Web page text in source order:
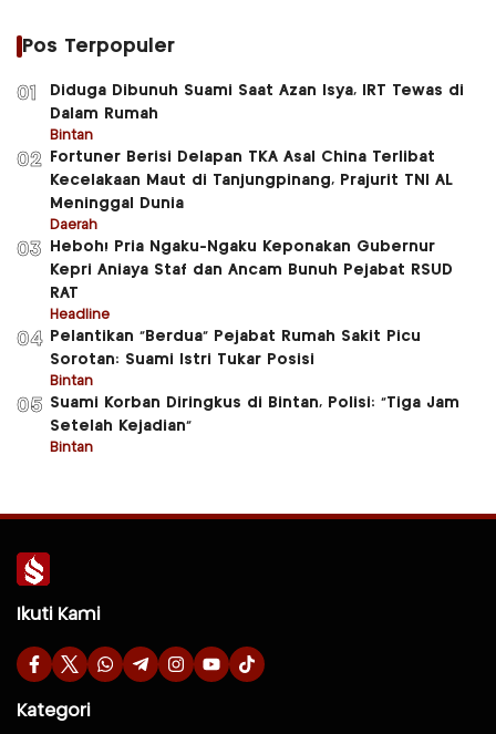
Pos Terpopuler
01
Diduga Dibunuh Suami Saat Azan Isya, IRT Tewas di
Dalam Rumah
Bintan
02
Fortuner Berisi Delapan TKA Asal China Terlibat
Kecelakaan Maut di Tanjungpinang, Prajurit TNI AL
Meninggal Dunia
Daerah
03
Heboh! Pria Ngaku-Ngaku Keponakan Gubernur
Kepri Aniaya Staf dan Ancam Bunuh Pejabat RSUD
RAT
Headline
04
Pelantikan “Berdua” Pejabat Rumah Sakit Picu
Sorotan: Suami Istri Tukar Posisi
Bintan
05 Suami Korban Diringkus di Bintan, Polisi: “Tiga Jam
Setelah Kejadian”
Bintan
Ikuti Kami
Kategori